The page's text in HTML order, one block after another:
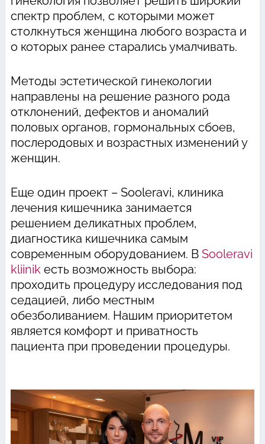
спектр проблем, с которыми может
столкнуться женщина любого возраста и
о которых ранее старались умалчивать.
Методы эстетической гинекологии
направлены на решение разного рода
отклонений, дефектов и аномалий
половых органов, гормональных сбоев,
послеродовых и возрастных изменений у
женщин.
Eще один проект – Sooleravi, клиника
лечения кишечника занимается
решением деликатных проблем,
диагностика кишечника самым
современным оборудованием. В Sooleravi
kliinikесть возможность выбора:
проходить процедуру исследования под
седацией, либо местным
обезболиванием. Нашим приоритетом
является комфорт и приватность
пациента при проведении процедуры.